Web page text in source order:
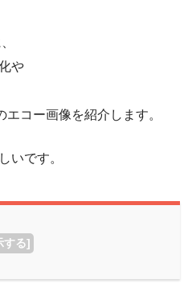
や
コー画像を紹介します。
いです。
する]